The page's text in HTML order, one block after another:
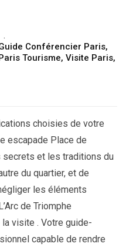
Conférencier Paris,
Tourisme, Visite Paris,
choisies de votre
escapade Place de
secrets et les traditions du
du quartier, et de
les éléments
de Triomphe
visite . Votre guide-
capable de rendre